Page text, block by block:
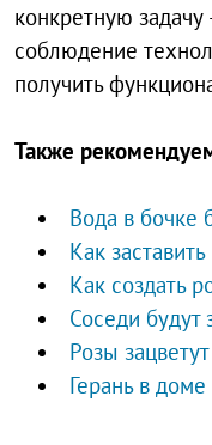
конкретную
соблюдение
получить
Также
Вода в бочке
Как
Как создать
Соседи будут
Розы
Герань в